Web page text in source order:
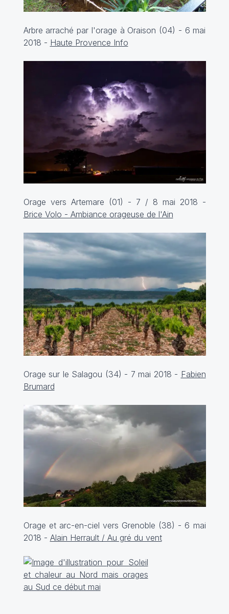
Arbre arraché par l'orage à Oraison (04) - 6 mai
2018 - Haute Provence Info
Orage vers Artemare (01) - 7 / 8 mai 2018 -
Brice Volo - Ambiance orageuse de l'Ain
Orage sur le Salagou (34) - 7 mai 2018 - Fabien
Brumard
Orage et arc-en-ciel vers Grenoble (38) - 6 mai
2018 - Alain Herrault / Au gré du vent